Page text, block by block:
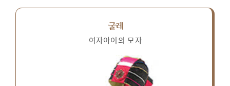
굴레
여자아이의 모자